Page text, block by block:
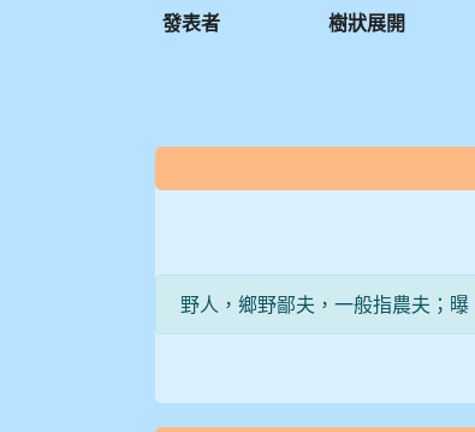
發表者
樹狀展開
:::
野人，鄉野鄙夫，一般指農夫；